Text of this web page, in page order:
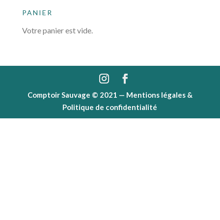
PANIER
Votre panier est vide.
Comptoir Sauvage © 2021 — Mentions légales &
Politique de confidentialité